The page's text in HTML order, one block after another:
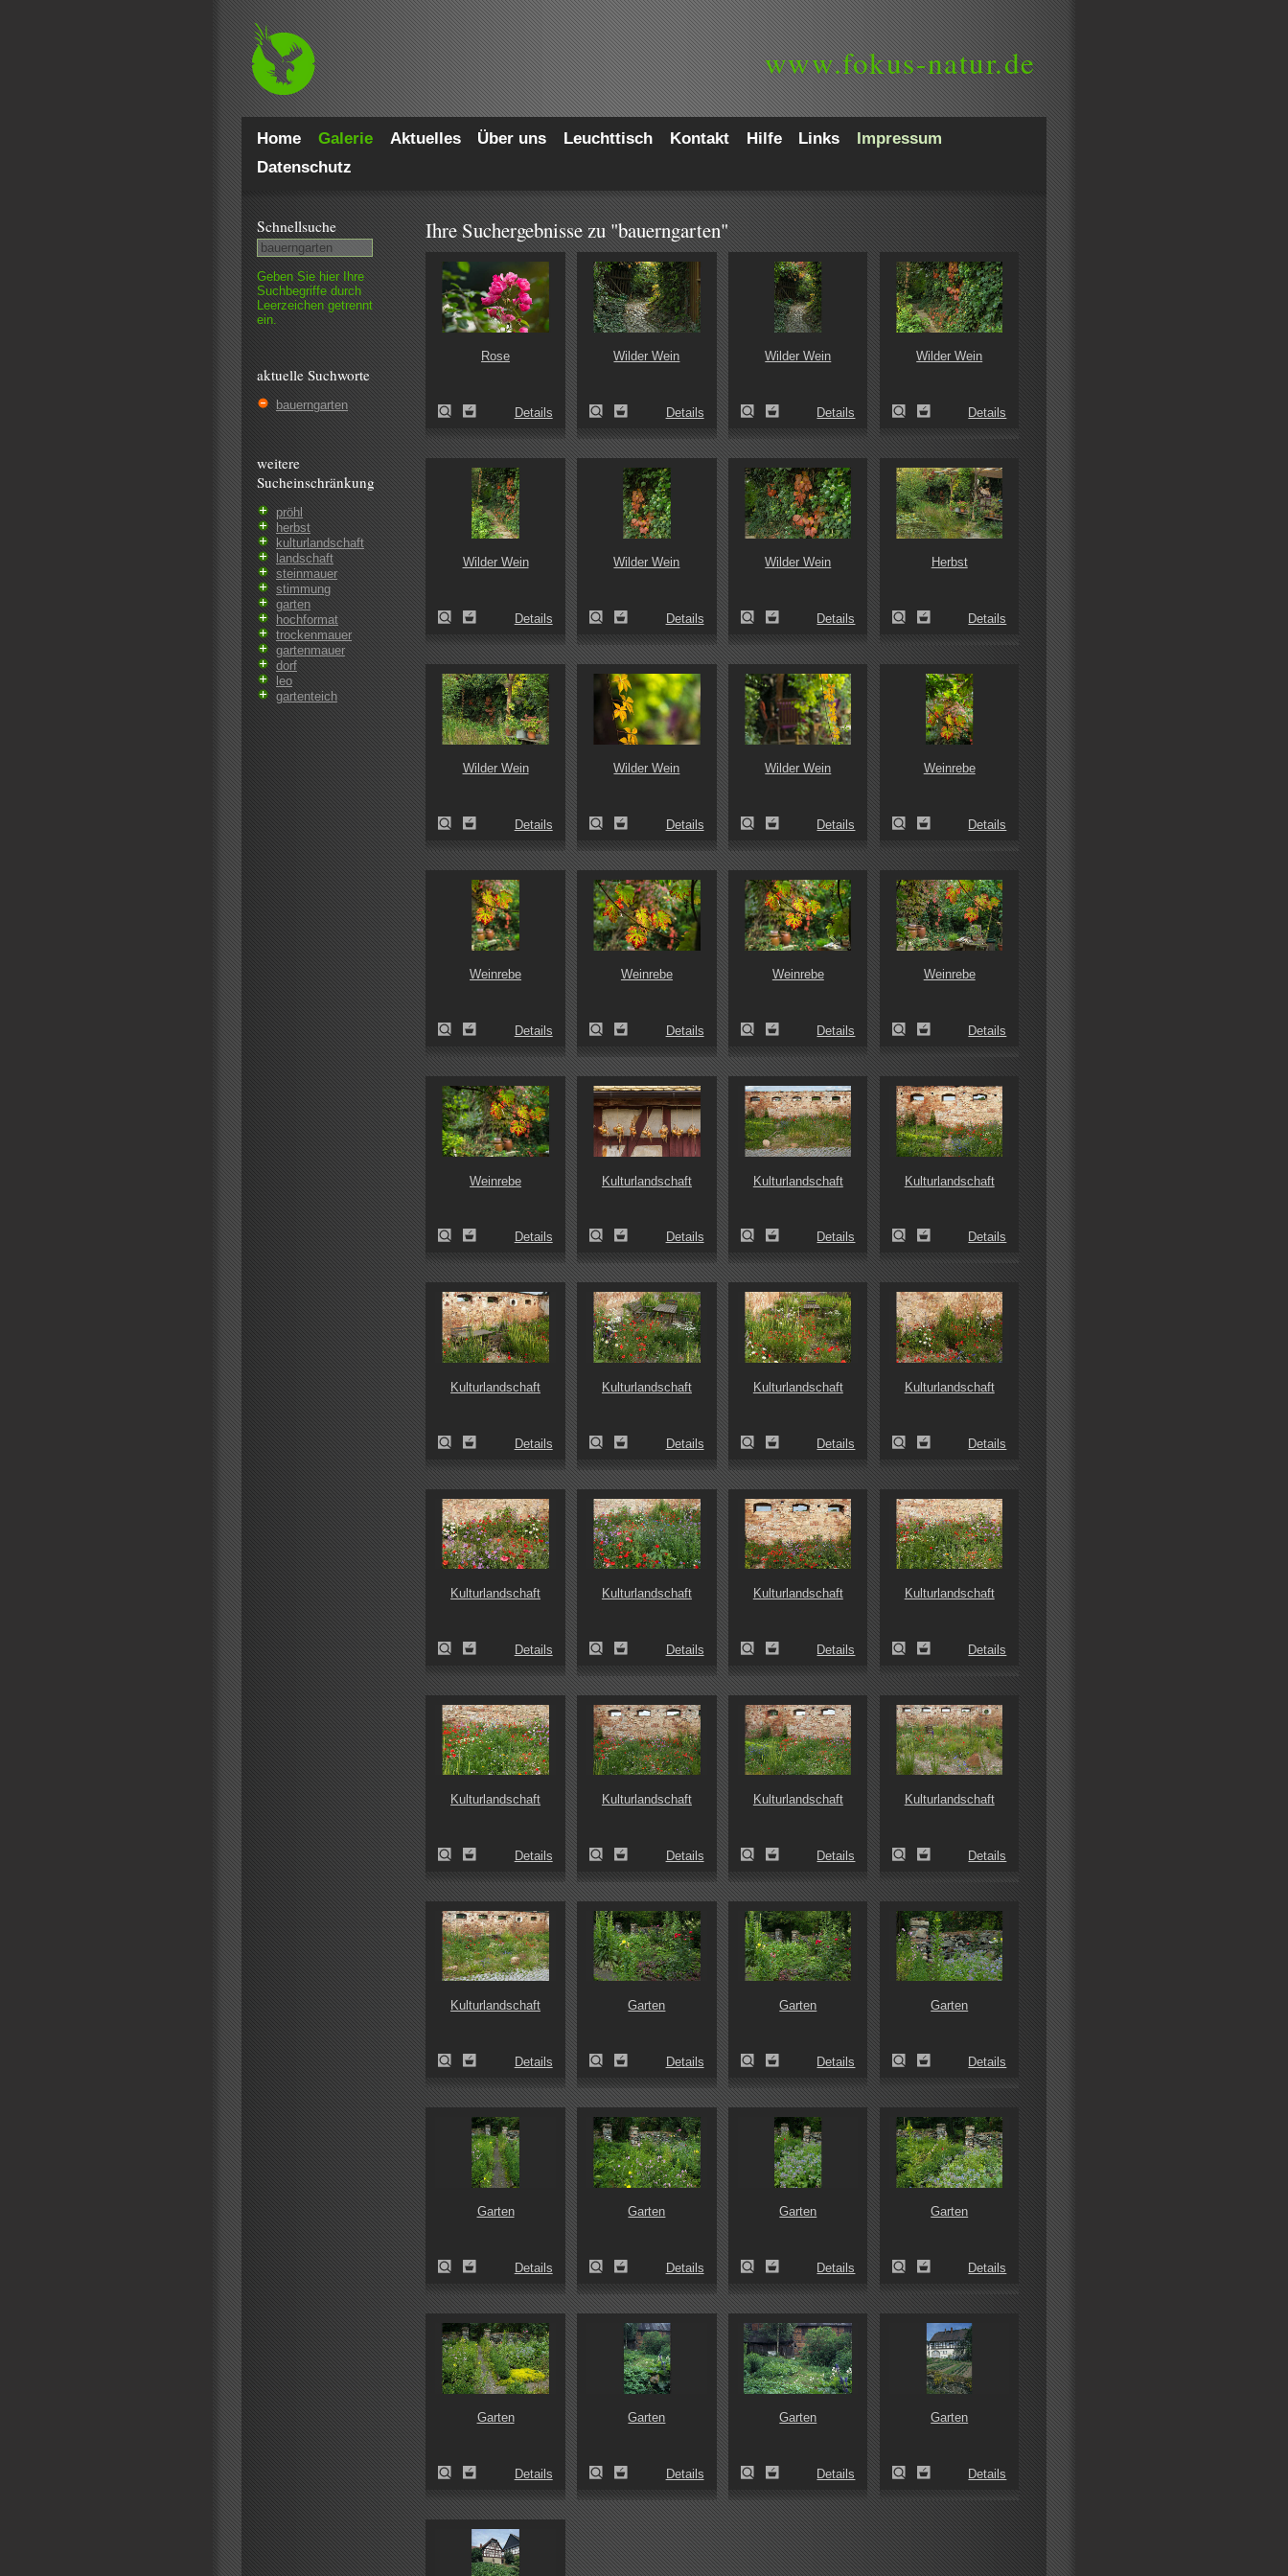
www.fokus-natur.de
Home Galerie Aktuelles Über uns Leuchttisch Kontakt Hilfe Links
Impressum
Datenschutz
Schnell­suche
Geben Sie hier Ihre
Such­begriffe durch
Leer­zeichen getrennt
ein.
aktuelle Suchworte
bauerngarten
weitere
Sucheinschränkung
pröhl
herbst
kulturlandschaft
landschaft
steinmauer
stimmung
garten
hochformat
trockenmauer
gartenmauer
dorf
leo
gartenteich
Ihre Suchergebnisse zu "bauerngarten"
Rose
Details
Wilder Wein
Details
Wilder Wein
Details
Wilder Wein
Details
Wilder Wein
Details
Wilder Wein
Details
Wilder Wein
Details
Herbst
Details
Wilder Wein
Details
Wilder Wein
Details
Wilder Wein
Details
Weinrebe
Details
Weinrebe
Details
Weinrebe
Details
Weinrebe
Details
Weinrebe
Details
Weinrebe
Details
Kulturlandschaft
Details
Kulturlandschaft
Details
Kulturlandschaft
Details
Kulturlandschaft
Details
Kulturlandschaft
Details
Kulturlandschaft
Details
Kulturlandschaft
Details
Kulturlandschaft
Details
Kulturlandschaft
Details
Kulturlandschaft
Details
Kulturlandschaft
Details
Kulturlandschaft
Details
Kulturlandschaft
Details
Kulturlandschaft
Details
Kulturlandschaft
Details
Kulturlandschaft
Details
Garten
Details
Garten
Details
Garten
Details
Garten
Details
Garten
Details
Garten
Details
Garten
Details
Garten
Details
Garten
Details
Garten
Details
Garten
Details